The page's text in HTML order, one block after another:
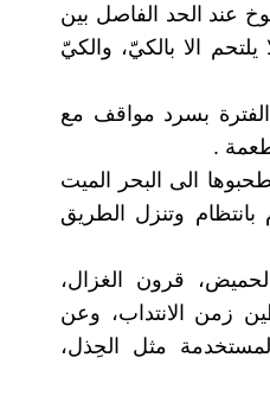
عند الحد الفاصل بين
الا بالكيّ، والكيّ
بسرد مواقف مع
طعمة .
الى البحر الميت
وتنزل الطريق
قرون الغزال،
زمن الانتداب، وعن
مثل الحِذل،